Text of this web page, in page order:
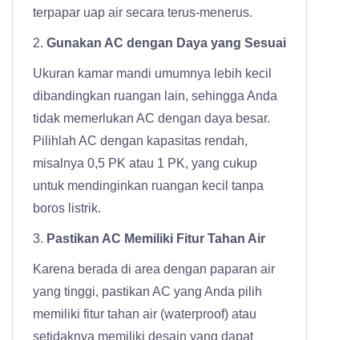
terpapar uap air secara terus-menerus.
2. Gunakan AC dengan Daya yang Sesuai
Ukuran kamar mandi umumnya lebih kecil
dibandingkan ruangan lain, sehingga Anda
tidak memerlukan AC dengan daya besar.
Pilihlah AC dengan kapasitas rendah,
misalnya 0,5 PK atau 1 PK, yang cukup
untuk mendinginkan ruangan kecil tanpa
boros listrik.
3. Pastikan AC Memiliki Fitur Tahan Air
Karena berada di area dengan paparan air
yang tinggi, pastikan AC yang Anda pilih
memiliki fitur tahan air (waterproof) atau
setidaknya memiliki desain yang dapat